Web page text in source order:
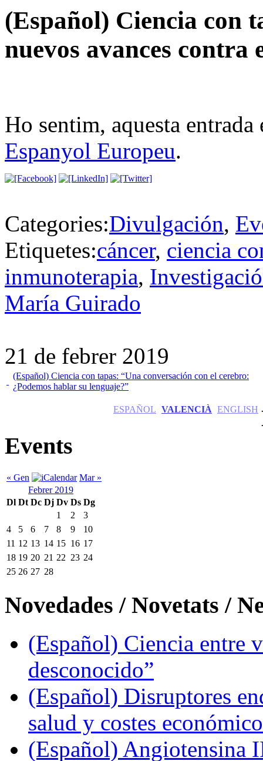
(Español) Ciencia con
nuevos avances contra
Ho sentim, aquesta
Espanyol Europeu.
Categories:Divulgación,
Etiquetes:cáncer, ciencia
inmunoterapia,
María Guirado
21 de febrer 2019
(Español) Ciencia con tapas: “Una conversación con el cerebro:
¿Podemos hablar su lenguaje?”
ESPAÑOL VALENCIÀ ENGLISH
Events
« Gen
Mar »
Febrer 2019
Dl Dt Dc Dj Dv Ds Dg
1
2
3
4
5 6 7 8 9
10
11 12 13 14 15 16 17
18 19 20 21 22 23 24
25 26 27 28
Novedades / Novetats /
(Español) Ciencia entre
desconocido”
(Español) Disruptores
salud y costes
(Español) Angiotensina